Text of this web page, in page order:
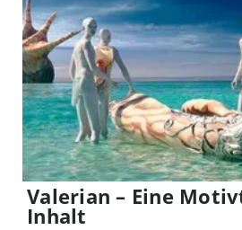
Valerian – Eine
Inhalt